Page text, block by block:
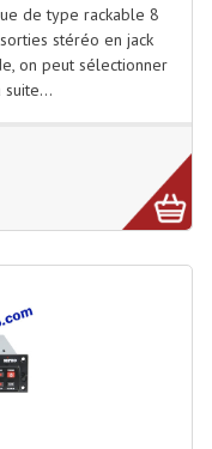
de type rackable 8
stéréo en jack
on peut sélectionner